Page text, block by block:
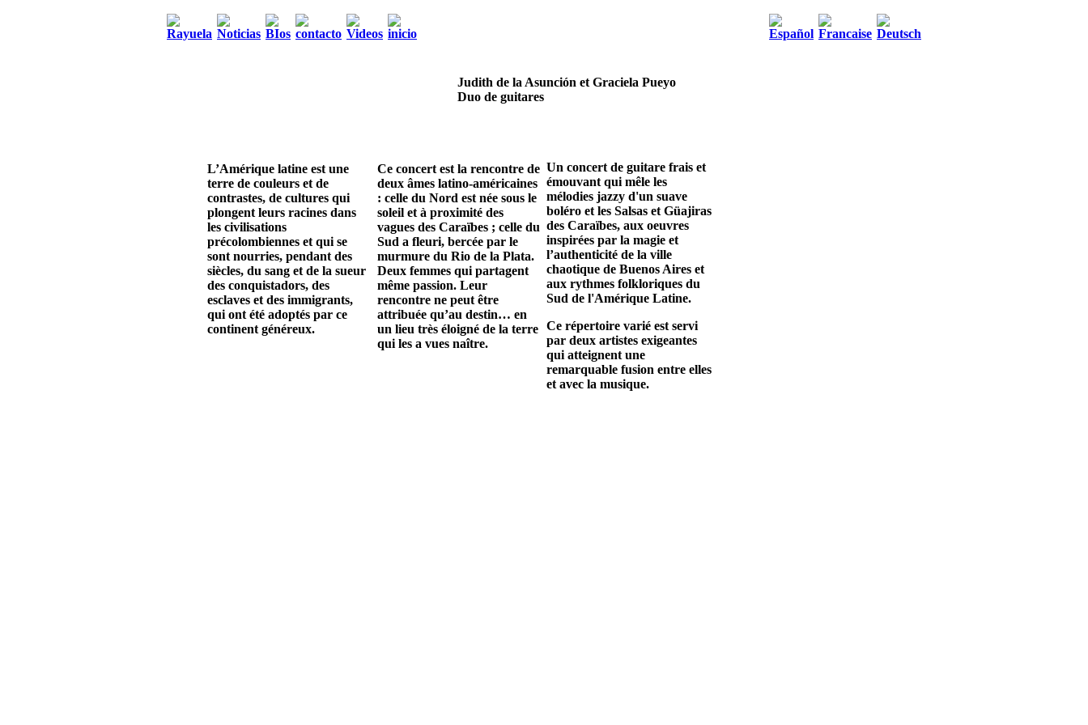
Judith de la Asunción et Graciela Pueyo
Duo de guitares
L’Amérique latine est une
terre de couleurs et de
contrastes, de cultures qui
plongent leurs racines dans
les civilisations
précolombiennes et qui se
sont nourries, pendant des
siècles, du sang et de la sueur
des conquistadors, des
esclaves et des immigrants,
qui ont été adoptés par ce
continent généreux.
Ce concert est la rencontre de
deux âmes latino-américaines
: celle du Nord est née sous le
soleil et à proximité des
vagues des Caraïbes ; celle du
Sud a fleuri, bercée par le
murmure du Rio de la Plata.
Deux femmes qui partagent
même passion. Leur
rencontre ne peut être
attribuée qu’au destin… en
un lieu très éloigné de la terre
qui les a vues naître.
Un concert de guitare frais et
émouvant qui mêle les
mélodies jazzy d'un suave
boléro et les Salsas et Güajiras
des Caraïbes, aux oeuvres
inspirées par la magie et
l’authenticité de la ville
chaotique de Buenos Aires et
aux rythmes folkloriques du
Sud de l'Amérique Latine.
Ce répertoire varié est servi
par deux artistes exigeantes
qui atteignent une
remarquable fusion entre elles
et avec la musique.